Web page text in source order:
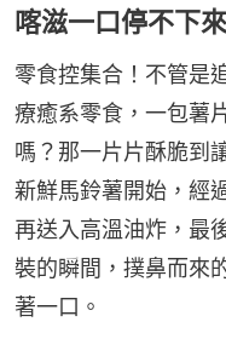
喀滋一口停不下來
零食控集合！不管是
療癒系零食，一包薯
嗎？那一片片酥脆到
新鮮馬鈴薯開始，經
再送入高溫油炸，最
裝的瞬間，撲鼻而來
著一口。